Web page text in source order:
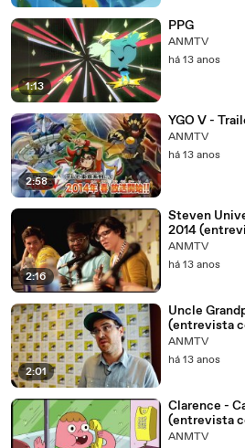
1:13
PPG
ANMTV
há 13 anos
2:58
YGO V -
ANMTV
há 13 anos
2:16
Steven Universe - Cartoon
2014
entrevista
ANMTV
há 13 anos
2:01
Uncle
(entrevista
entrevista
ANMTV
há 13 anos
Clarence -
(entrevista
entrevista
ANMTV